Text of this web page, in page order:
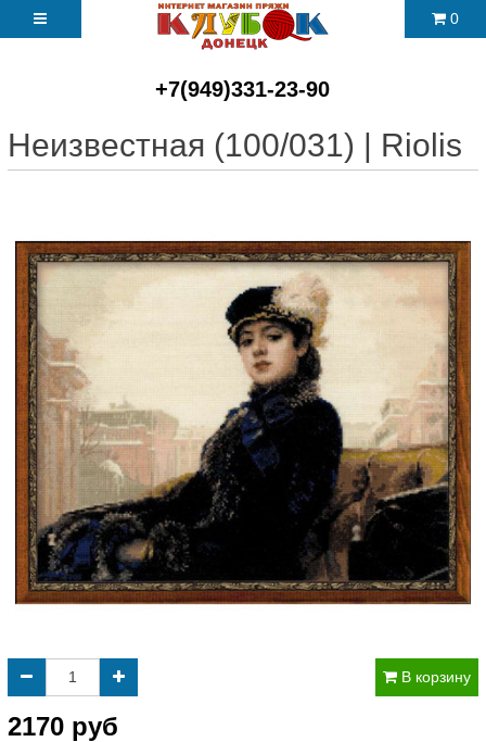
+7(949)331-23-90
0
Неизвестная (100/031) | Riolis
В корзину
2170 руб